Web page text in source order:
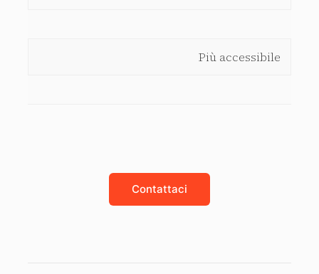
Più accessibile
Contattaci